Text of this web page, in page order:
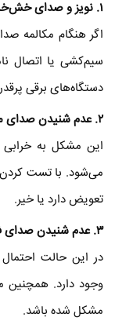
۱. نویز و صدای
اگر هنگام مکالمه
سیم‌کشی یا اتصال
دستگاه‌های برقی
۲. عدم شنیدن صدای
این مشکل به خرابی
می‌شود. با تست کردن
تعویض دارد یا خیر.
۳. عدم شنیدن صدای
در این حالت
وجود دارد. همچنین
مشکل شده باشد.